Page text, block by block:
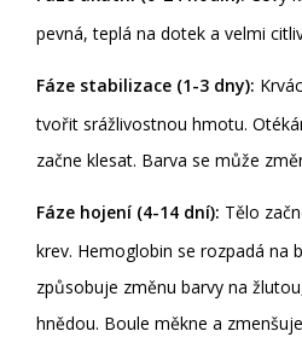
pevná, teplá na dotek a velmi
Fáze stabilizace (1-3 dny):
tvořit srážlivostnou hmotu.
začne klesat. Barva se může
Fáze hojení (4-14 dní): Tělo
krev. Hemoglobin se rozpadá na
způsobuje změnu barvy na
hnědou. Boule měkne a